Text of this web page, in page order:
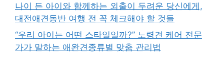
나이 든 아이와 함께하는 외출이 두려운 당신에게,
대전애견동반 여행 전 꼭 체크해야 할 것들
“우리 아이는 어떤 스타일일까?” 노령견 케어 전문
가가 말하는 애완견종류별 맞춤 관리법